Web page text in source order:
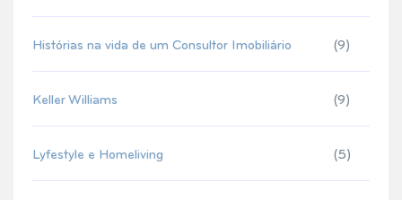
Histórias na vida de um Consultor Imobiliário (9)
Keller Williams (9)
Lyfestyle e Homeliving (5)